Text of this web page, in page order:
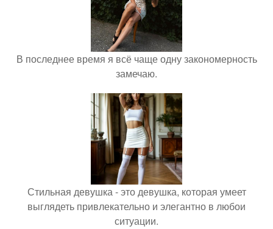
В последнее время я всё чаще одну закономерность
замечаю.
Стильная девушка - это девушка, которая умеет
выглядеть привлекательно и элегантно в любои
ситуации.